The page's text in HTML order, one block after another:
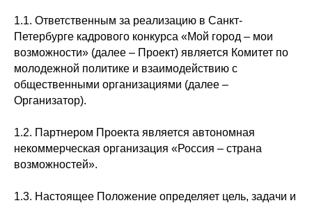
1.1. Ответственным за реализацию в Санкт-
Петербурге кадрового конкурса «Мой город – мои
возможности» (далее – Проект) является Комитет по
молодежной политике и взаимодействию с
общественными организациями (далее –
Организатор).
1.2. Партнером Проекта является автономная
некоммерческая организация «Россия – страна
возможностей».
1.3. Настоящее Положение определяет цель, задачи и